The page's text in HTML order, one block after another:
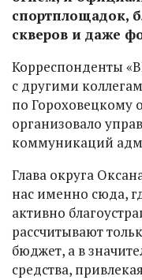
спортплощадок,
скверов и даже
Корреспонденты
с другими
по Гороховецкому
организовало
коммуникаций
Глава округа
нас именно сюда,
активно
рассчитывают
бюджет, а в
средства,